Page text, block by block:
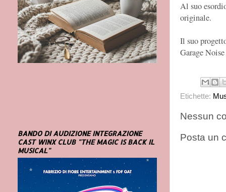
Al suo
originale.
Il suo
Garage
Etichette:
Nessun
Posta un
BANDO DI AUDIZIONE INTEGRAZIONE
CAST WINX CLUB "THE MAGIC IS BACK IL
MUSICAL"